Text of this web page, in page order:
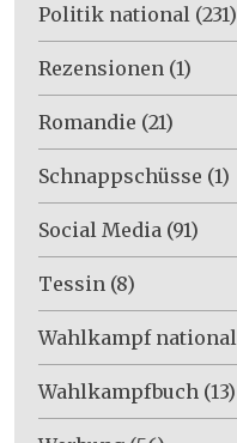
Politik national (231)
Rezensionen (1)
Romandie (21)
Schnappschüsse (1)
Social Media (91)
Tessin (8)
Wahlkampf national
Wahlkampfbuch (13)